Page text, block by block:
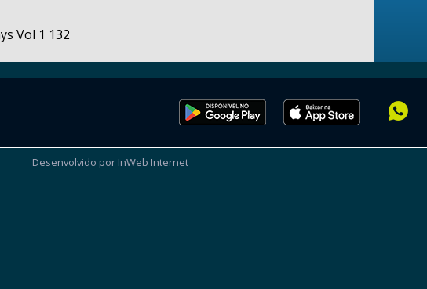
Vol 1 132
Desenvolvido por InWeb Internet